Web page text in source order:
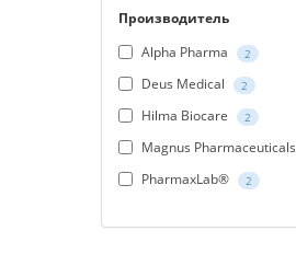
Производитель
Alpha Pharma
2
Deus Medical 2
Hilma Biocare 2
Magnus Pharmaceuticals
PharmaxLab® 2